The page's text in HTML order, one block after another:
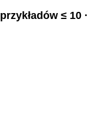
przykładów ≤ 10